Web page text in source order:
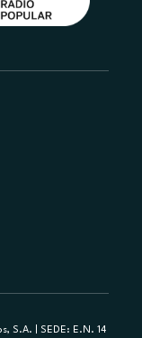
S.A. | SEDE: E.N. 14